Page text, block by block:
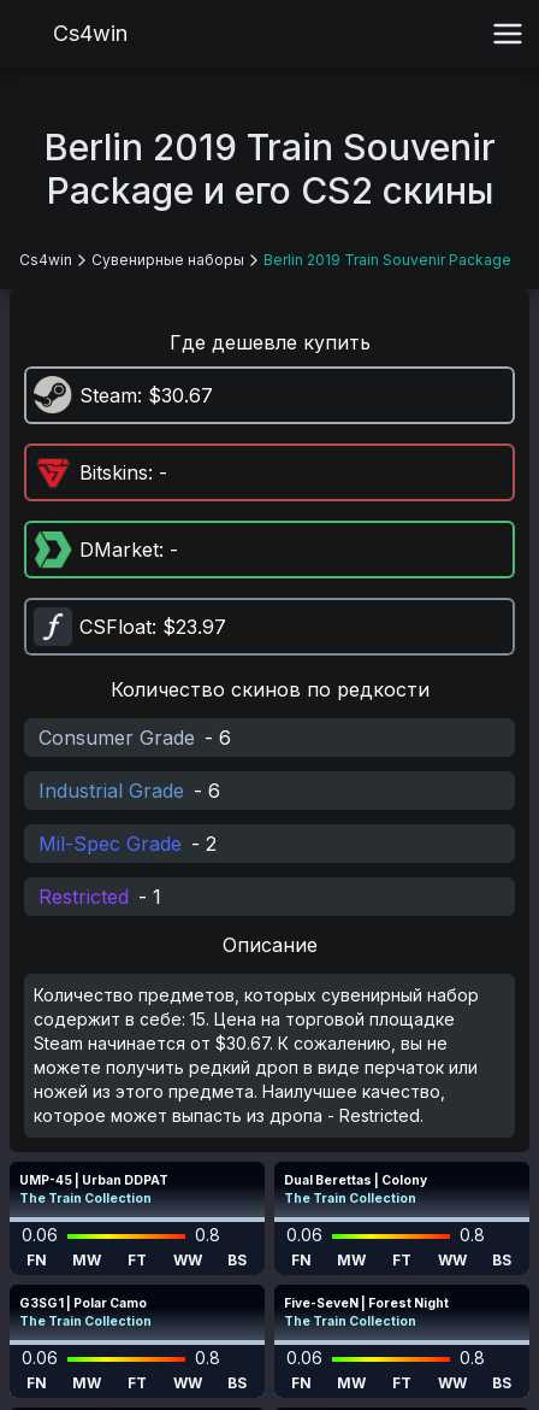
Cs4win
Berlin 2019 Train Souvenir
Package и его CS2 скины
Cs4win Сувенирные наборы Berlin 2019 Train Souvenir Package
Где дешевле купить
Steam: $30.67
Bitskins: -
DMarket: -
CSFloat: $23.97
Количество скинов по редкости
Consumer Grade - 6
Industrial Grade - 6
Mil-Spec Grade - 2
Restricted - 1
Описание
Количество предметов, которых сувенирный набор
содержит в себе: 15. Цена на торговой площадке
Steam начинается от $30.67. К сожалению, вы не
можете получить редкий дроп в виде перчаток или
ножей из этого предмета. Наилучшее качество,
которое может выпасть из дропа - Restricted.
UMP-45 | Urban DDPAT
The Train Collection
0.06 0.8
FN MW FT WW BS
Dual Berettas | Colony
The Train Collection
0.06 0.8
FN MW FT WW BS
G3SG1 | Polar Camo
The Train Collection
0.06 0.8
FN MW FT WW BS
Five-SeveN | Forest Night
The Train Collection
0.06 0.8
FN MW FT WW BS